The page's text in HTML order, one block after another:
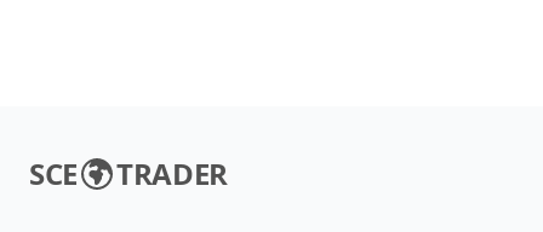
SCE TRADER